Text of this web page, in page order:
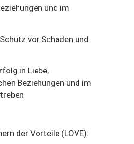
und im
vor Schaden und
in Liebe,
Beziehungen und im
der Vorteile (LOVE):